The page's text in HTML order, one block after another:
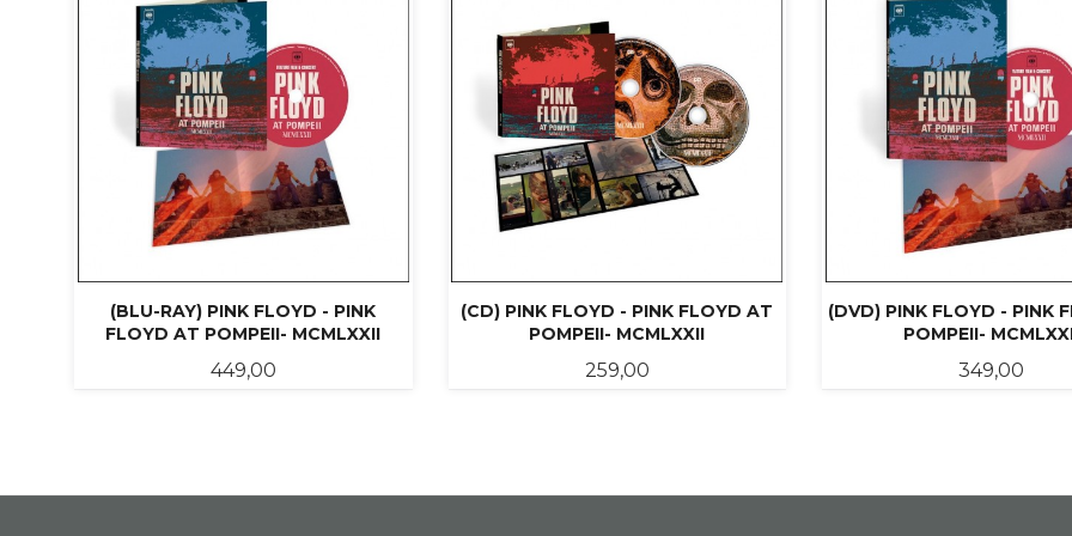
(BLU-RAY) PINK FLOYD - PINK
FLOYD AT POMPEII- MCMLXXII
Pris
449,00
(CD) PINK FLOYD - PINK FLOYD AT
POMPEII- MCMLXXII
Pris
259,00
(DVD) PINK FLOYD - PINK
POMPEII-
Pris
349,00